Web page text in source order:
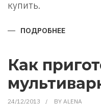
купить.
ПОДРОБНЕЕ
КУПИТЬ
В
Как
24/12/2013 BY ALENA